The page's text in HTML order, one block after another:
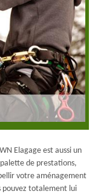
Elagage est aussi un
de prestations,
votre aménagement
pouvez totalement lui